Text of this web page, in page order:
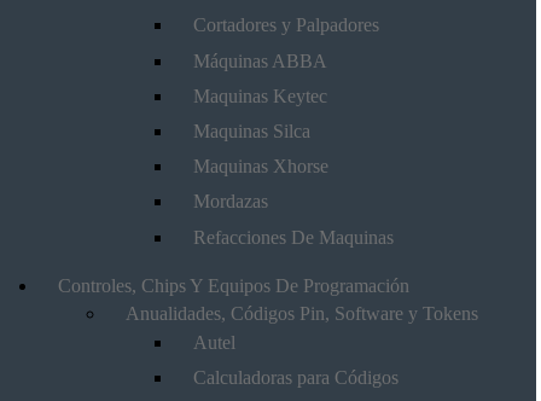
Cortadores y Palpadores
Máquinas ABBA
Maquinas Keytec
Maquinas Silca
Maquinas Xhorse
Mordazas
Refacciones De Maquinas
Controles, Chips Y Equipos De Programación
Anualidades, Códigos Pin, Software y Tokens
Autel
Calculadoras para Códigos